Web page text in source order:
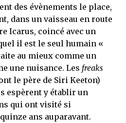
des évènements le place,
dans un vaisseau en route
Icarus, coincé avec un
il est le seul humain «
au mieux comme un
une nuisance. Les freaks
le père de Siri Keeton)
espèrent y établir un
qui ont visité si
ans auparavant.